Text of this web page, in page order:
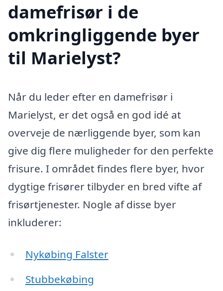
damefrisør i de
omkringliggende byer
til Marielyst?
Når du leder efter en damefrisør i
Marielyst, er det også en god idé at
overveje de nærliggende byer, som kan
give dig flere muligheder for den perfekte
frisure. I området findes flere byer, hvor
dygtige frisører tilbyder en bred vifte af
frisørtjenester. Nogle af disse byer
inkluderer:
Nykøbing Falster
Stubbekøbing